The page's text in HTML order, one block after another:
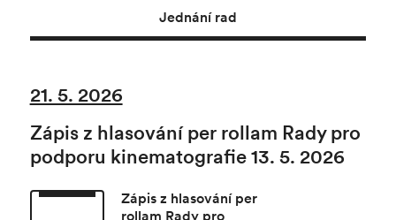
Jednání rad
21. 5. 2026
Zápis z hlasování per rollam Rady pro
podporu kinematografie 13. 5. 2026
Zápis z hlasování per
rollam Rady pro